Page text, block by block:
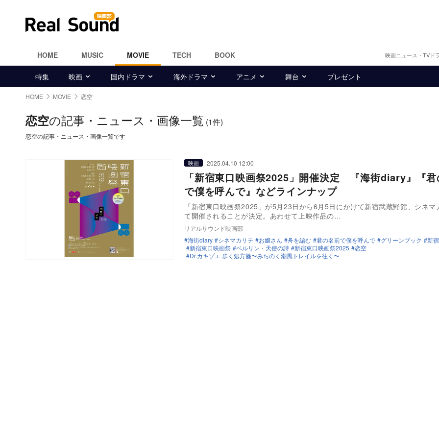
HOME MUSIC MOVIE TECH BOOK 映画ニュース・TVド
特集 映画 国内ドラマ 海外ドラマ アニメ 舞台 プレゼント
HOME MOVIE 恋空
恋空の記事・ニュース・画像一覧 (1件)
恋空の記事・ニュース・画像一覧です
映画 2025.04.10 12:00
「新宿東口映画祭2025」開催決定 『海街diary』『君
で僕を呼んで』などラインナップ
「新宿東口映画祭2025」が5月23日から6月5日にかけて新宿武蔵野館、シネマ
て開催されることが決定。あわせて上映作品の…
リアルサウンド映画部
海街diary
シネマカリテ お嬢さん 舟を編む 君の名前で僕を呼んで グリーンブック
新
新宿東口映画祭
ベルリン・天使の詩 新宿東口映画祭2025
恋空
Dr.カキゾエ 歩く処方箋〜みちのく潮風トレイルを往く〜